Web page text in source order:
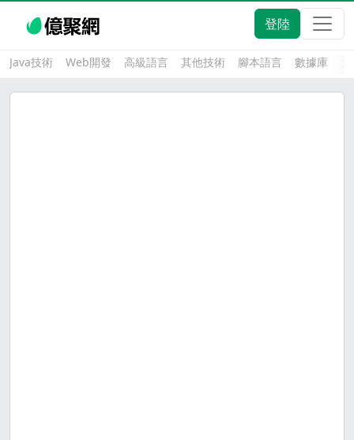
登陸
Java技術 Web開發 高級語言 其他技術 腳本語言 數據庫